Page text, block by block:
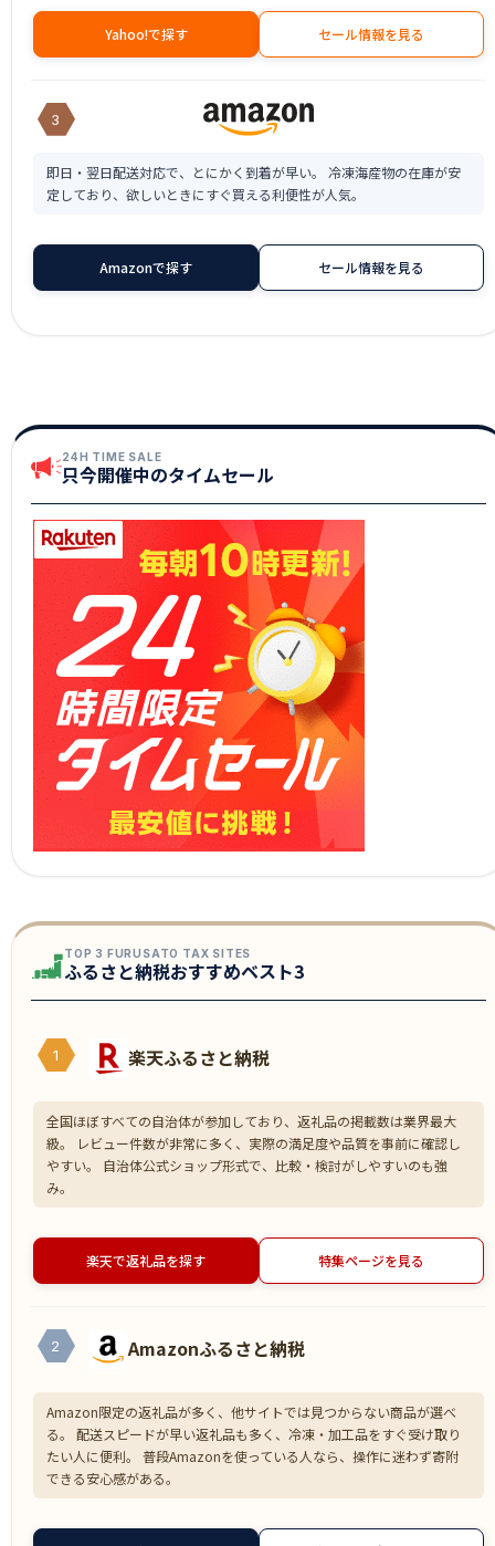
Yahoo!で探す セール情報を見る
3
即日・翌日配送対応で、とにかく到着が早い。 冷凍海産物の在庫が安
定しており、欲しいときにすぐ買える利便性が人気。
Amazonで探す セール情報を見る
24H TIME SALE
只今開催中のタイムセール
TOP 3 FURUSATO TAX SITES
ふるさと納税おすすめベスト3
1 楽天ふるさと納税
全国ほぼすべての自治体が参加しており、返礼品の掲載数は業界最大
級。 レビュー件数が非常に多く、実際の満足度や品質を事前に確認し
やすい。 自治体公式ショップ形式で、比較・検討がしやすいのも強
み。
楽天で返礼品を探す 特集ページを見る
2 Amazonふるさと納税
Amazon限定の返礼品が多く、他サイトでは見つからない商品が選べ
る。 配送スピードが早い返礼品も多く、冷凍・加工品をすぐ受け取り
たい人に便利。 普段Amazonを使っている人なら、操作に迷わず寄附
できる安心感がある。